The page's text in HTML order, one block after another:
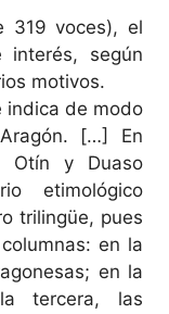
319 voces), el
interés, según
motivos.
indica de modo
[…] En
Otín y Duaso
etimológico
trilingüe, pues
en la
en la
tercera, las